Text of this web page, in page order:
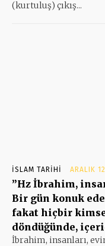
(kurtuluş) çıkış...
İSLAM TARIHI ARALIK
”Hz İbrahim,
Bir gün konuk
fakat hiçbir
döndüğünde,
İbrahim, insanları,